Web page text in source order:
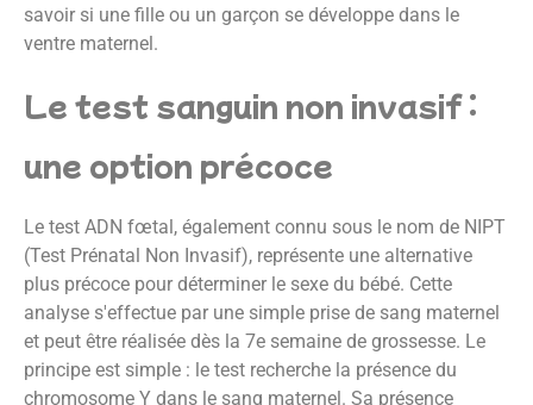
savoir si une fille ou un garçon se développe dans le
ventre maternel.
Le test sanguin non invasif :
une option précoce
Le test ADN fœtal, également connu sous le nom de NIPT
(Test Prénatal Non Invasif), représente une alternative
plus précoce pour déterminer le sexe du bébé. Cette
analyse s'effectue par une simple prise de sang maternel
et peut être réalisée dès la 7e semaine de grossesse. Le
principe est simple : le test recherche la présence du
chromosome Y dans le sang maternel. Sa présence